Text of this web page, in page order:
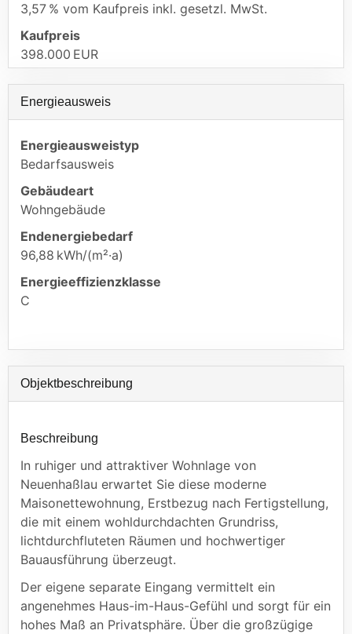
3,57 % vom Kaufpreis inkl. gesetzl. MwSt.
Kaufpreis
398.000 EUR
Energieausweis
Energieausweistyp
Bedarfs­ausweis
Gebäudeart
Wohngebäude
Endenergie­bedarf
96,88 kWh/(m²·a)
Energie­effizienz­klasse
C
Objekt­beschreibung
Beschreibung
In ruhiger und attraktiver Wohnlage von
Neuenhaßlau erwartet Sie diese moderne
Maisonettewohnung, Erstbezug nach Fertigstellung,
die mit einem wohldurchdachten Grundriss,
lichtdurchfluteten Räumen und hochwertiger
Bauausführung überzeugt.
Der eigene separate Eingang vermittelt ein
angenehmes Haus-im-Haus-Gefühl und sorgt für ein
hohes Maß an Privatsphäre. Über die großzügige